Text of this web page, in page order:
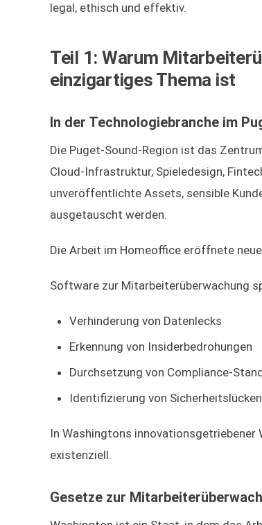
legal, ethisch und effektiv.
Teil 1: Warum
einzigartiges Thema ist
In der Technologiebranche im
Die Puget-Sound-Region ist das
Cloud-Infrastruktur, Spieledesign,
unveröffentlichte Assets, sensible
ausgetauscht werden.
Die Arbeit im Homeoffice eröffnete
Software zur Mitarbeiterüberwachung
Verhinderung von Datenlecks
Erkennung von Insiderbedrohungen
Durchsetzung von Compliance-
Identifizierung von
In Washingtons
existenziell.
Gesetze zur